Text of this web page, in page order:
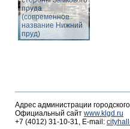
пруда
(современное
название Нижний
пруд)
Адрес администрации
Официальный сайт www.klgd.ru
+7 (4012) 31-10-31, E-mail: